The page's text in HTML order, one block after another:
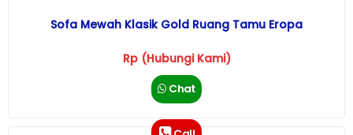
Sofa Mewah Klasik Gold Ruang Tamu Eropa
Rp (Hubungi Kami)
Chat